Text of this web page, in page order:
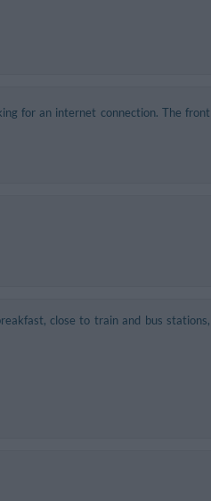
for an internet connection. The front
close to train and bus stations,